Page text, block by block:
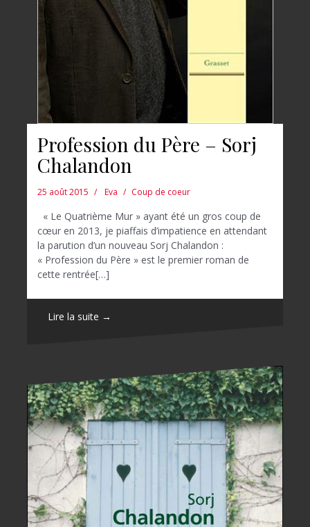
Profession du Père – Sorj
Chalandon
25 août 2015 Eva Coup de coeur
« Le Quatrième Mur » ayant été un gros coup de
cœur en 2013, je piaffais d’impatience en attendant
la parution d’un nouveau Sorj Chalandon :
« Profession du Père » est le premier roman de
cette rentrée[…]
Lire la suite →